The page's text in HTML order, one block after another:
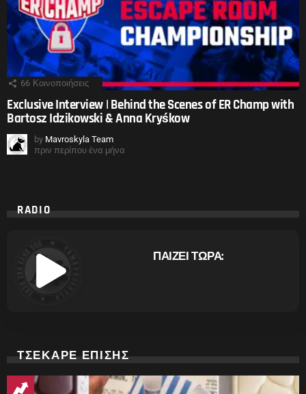
66 Κοινοποιήσεις
Exclusive Interview | Behind the Scenes of ER Champ with
Bartosz Idzikowski & Anna Kryśkow
by Mavroskyla Team
πριν περίπου ένα μήνα
RADIO
ΠΑΙΖΕΙ ΤΩΡΑ:
ΤΣΕΚΑΡΕ ΕΠΙΣΗΣ